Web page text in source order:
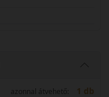
azonnal átvehető: 1 db